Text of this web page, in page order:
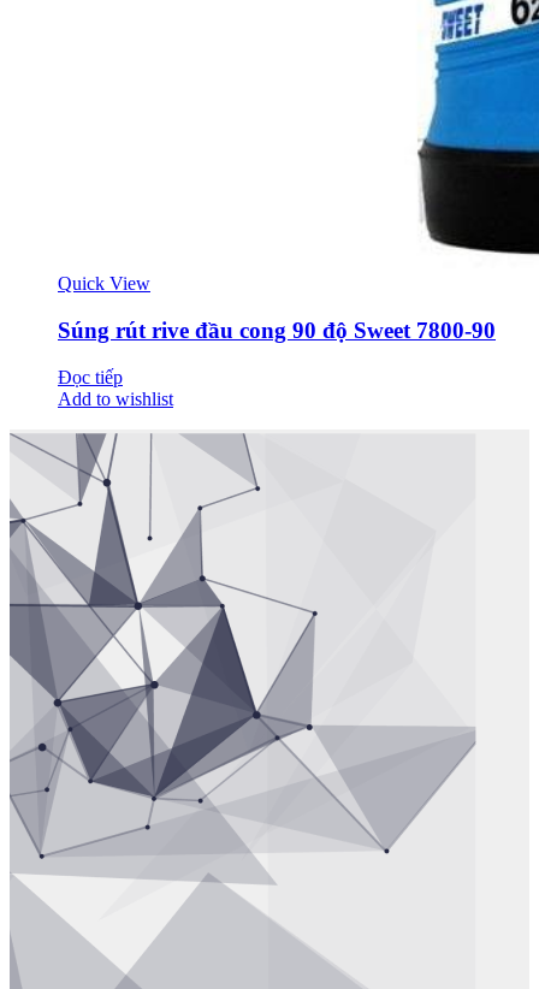
Quick View
Súng rút rive đầu cong 90 độ Sweet 7800-90
Đọc tiếp
Add to wishlist